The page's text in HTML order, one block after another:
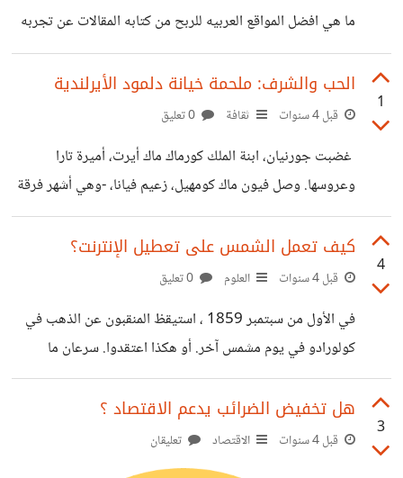
على الخريطة. لآلاف السنين، كان الناس في جميع أنحاء العالم قد
والطبوغرافيا، ومصادر المياه، وأشكال الخطوط الساحلية، أو
ما هي افضل المواقع العربيه للربح من كتابه المقالات عن تجربه
1
الحب والشرف: ملحمة خيانة دلمود الأيرلندية
قبل 4 سنوات ثقافة
غضبت جورنيان، ابنة الملك كورماك ماك أيرت، أميرة تارا
وعروسها. وصل فيون ماك كومهيل، زعيم فيانا، -وهي أشهر فرقة
من المحاربين في أيرلندا- إلى قلعتها. اعتقدت جورنيان أنها
خُطِبت لمحارب شاب، مقدام وذكي بما يكفي ليكون أهلاً للارتباط
بها. ومع ذلك، عند وصولهم، اتضح أنها ستتزوج من فيون
الشباب. لن ترضى جورنيان بهذه الإهانة. قبل الزفاف أقام الملك
مأدبة عظيمة. بينما كان المحاربون يروون حكايات عن قوة فيون
وأيادي الشفاء السحرية، انتظرت جورنيان لتنتقم. لكن أثناء تفقد
الغرفة، وقعت
4
كيف تعمل الشمس على تعطيل الإنترنت؟
قبل 4 سنوات العلوم
في الأول من سبتمبر 1859 ، استيقظ المنقبون عن الذهب في
كولورادو في يوم مشمس آخر. أو هكذا اعتقدوا. سرعان ما
فوجئوا باكتشاف أنها كانت في الواقع واحدة في الصباح.
والشمس لا تلقي بضوءها في السماء ، إنها ستارة من نور. يمكن
رؤية الضوء الساطع حتى البحر الكاريبي ، لذلك اعتقد الناس في
العديد من المناطق أن المدن المجاورة قد اشتعلت فيها النيران.
3
هل تخفيض الضرائب يدعم الاقتصاد ؟
قبل 4 سنوات الاقتصاد تعليقان